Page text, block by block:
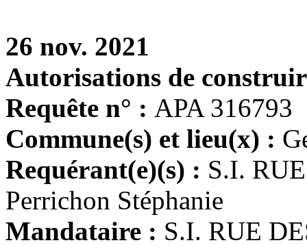
26 nov. 2021
Autorisations de
Requête n° : APA 316793
Commune(s) et lieu(x) :
Requérant(e)(s) : S.I.
Perrichon Stéphanie
Mandataire : S.I. RUE